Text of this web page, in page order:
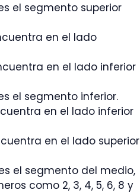
el segmento superior
en el lado
en el lado inferior
el segmento inferior.
en el lado inferior
en el lado superior
el segmento del medio,
como 2, 3, 4, 5, 6, 8 y